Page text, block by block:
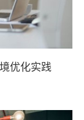
优化实践